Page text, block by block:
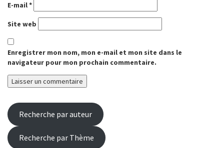
E-mail*
Site web
Enregistrer mon nom, mon e-mail et mon site dans le
navigateur pour mon prochain commentaire.
Recherche par auteur
Recherche par Thème